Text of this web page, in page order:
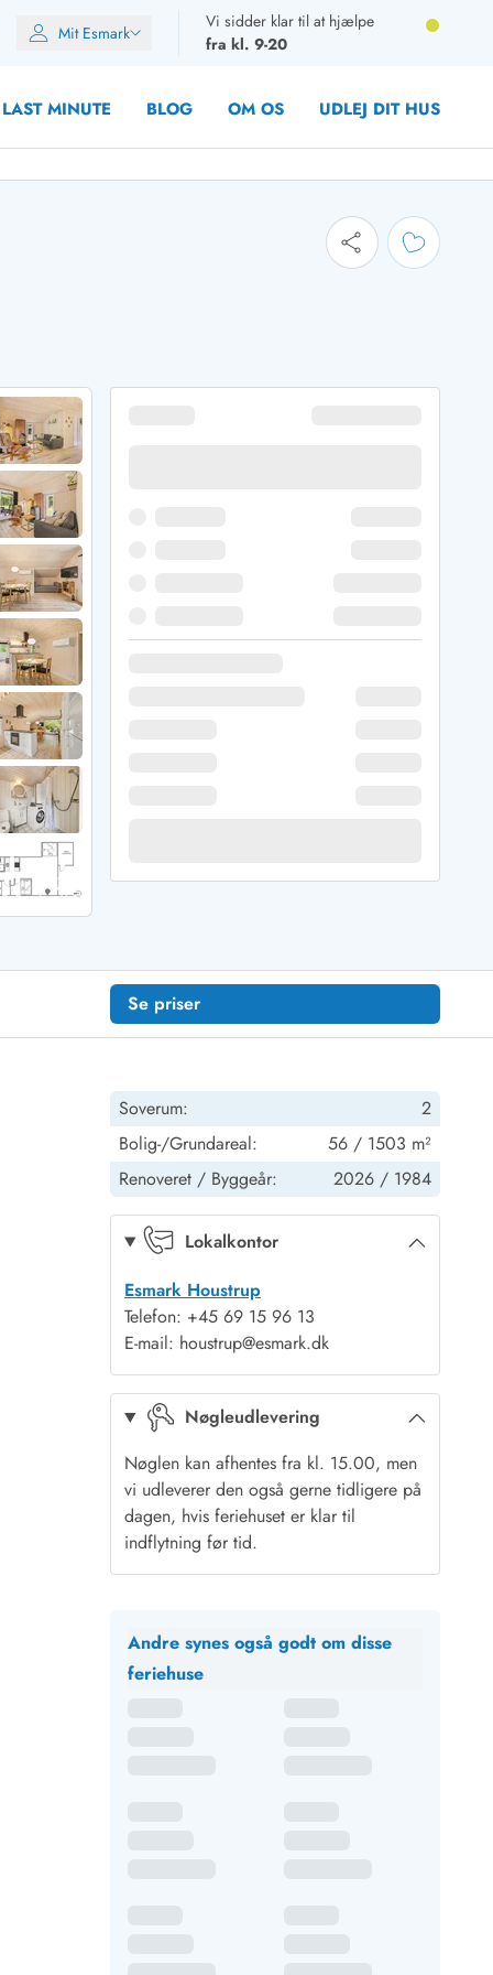
Mit Esmark
Vi sidder klar til at hjælpe
fra kl. 9-20
LAST MINUTE BLOG OM OS UDLEJ DIT HUS
Se priser
Soverum:
2
Bolig-/Grundareal:
56 / 1503 m²
Renoveret / Byggeår: 2026 / 1984
Lokalkontor
Esmark Houstrup
Telefon: +45 69 15 96 13
E-mail: houstrup@esmark.dk
Nøgleudlevering
Nøglen kan afhentes fra kl. 15.00, men
vi udleverer den også gerne tidligere på
dagen, hvis feriehuset er klar til
indflytning før tid.
Andre synes også godt om disse
feriehuse